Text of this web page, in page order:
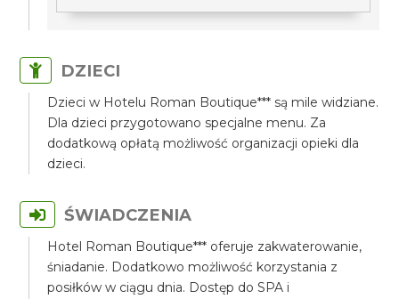
DZIECI
Dzieci w Hotelu Roman Boutique*** są mile widziane.
Dla dzieci przygotowano specjalne menu. Za
dodatkową opłatą możliwość organizacji opieki dla
dzieci.
ŚWIADCZENIA
Hotel Roman Boutique*** oferuje zakwaterowanie,
śniadanie. Dodatkowo możliwość korzystania z
posiłków w ciągu dnia. Dostęp do SPA i